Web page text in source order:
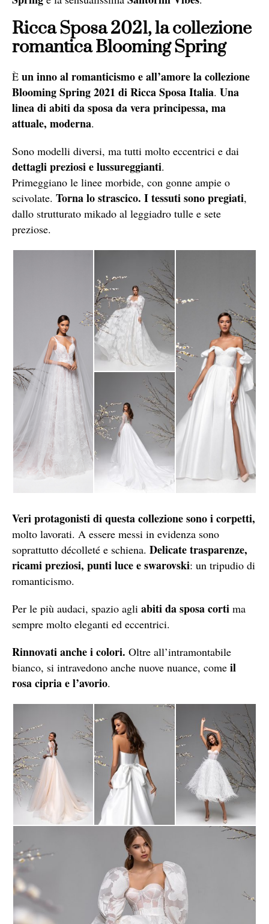
Ricca Sposa 2021, la collezione
romantica Blooming Spring
È un inno al romanticismo e all’amore la collezione
Blooming Spring 2021 di Ricca Sposa Italia. Una
linea di abiti da sposa da vera principessa, ma
attuale, moderna.
Sono modelli diversi, ma tutti molto eccentrici e dai
dettagli preziosi e lussureggianti.
Primeggiano le linee morbide, con gonne ampie o
scivolate. Torna lo strascico. I tessuti sono pregiati,
dallo strutturato mikado al leggiadro tulle e sete
preziose.
Veri protagonisti di questa collezione sonoicorpetti,
molto lavorati. A essere messi in evidenza sono
soprattutto décolleté e schiena. Delicate trasparenze,
ricami preziosi, punti luce e swarovski: un tripudio di
romanticismo.
Per le più audaci, spazio agli abiti da sposa corti ma
sempre molto eleganti ed eccentrici.
Rinnovati anche i colori. Oltre all’intramontabile
bianco, si intravedono anche nuove nuance, come il
rosa cipria e l’avorio.